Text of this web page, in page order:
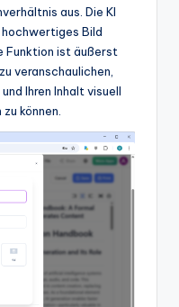
aus. Die KI
Bild
Funktion ist äußerst
veranschaulichen,
Ihren Inhalt visuell
können.